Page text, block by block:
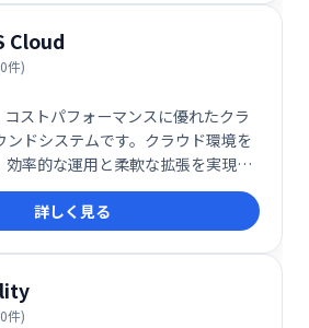
Cloud
件)
ストパフォーマンスに優れたクラ
ンドシステムです。クラウド環境を
効率的な運用と柔軟な拡張を実現し
詳しく見る
件)